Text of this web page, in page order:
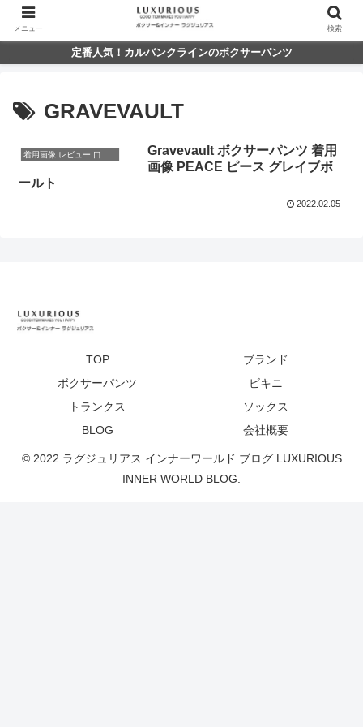
定番人気！カルバンクラインのボクサーパンツ
GRAVEVAULT
Gravevault ボクサーパンツ 着用
画像 PEACE ピース グレイブボ
ールト
2022.02.05
TOP
ブランド
ボクサーパンツ
ビキニ
トランクス
ソックス
BLOG
会社概要
© 2022 ラグジュリアス インナーワールド ブログ LUXURIOUS
INNER WORLD BLOG.
メニュー 検索